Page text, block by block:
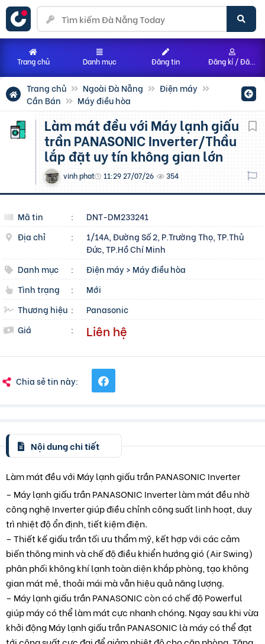
Trang chủ Ngoài Đà Nẵng
Điện máy
Cần Bán
Máy điều hòa
Làm mát đều với Máy lạnh giấu
trần PANASONIC Inverter/Thầu
lắp đặt uy tín không gian lớn
vinh phat 11:29 27/07/26 354
Mã tin :
DNT-DM233241
Địa chỉ
:
1/14A, Đường Số 2, P.Trường Thọ, TP.Thủ
Đức, TP.Hồ Chí Minh
Danh mục
: Điện máy> Máy điều hòa
Tình trạng
:
Mới
Thương hiệu :
Panasonic
Giá
: Liên hệ
Chia sẻ tin này:
Nội dung chi tiết
Làm mát đều với Máy lạnh giấu trần PANASONIC Inverter
– Máy lạnh giấu trần PANASONIC Inverter làm mát đều nhờ
công nghệ Inverter giúp điều chỉnh công suất linh hoạt, duy
trì nhiệt độ ổn định, tiết kiệm điện.
– Thiết kế giấu trần tối ưu thẩm mỹ, kết hợp với các cảm
biến thông minh và chế độ điều khiển hướng gió (Air Swing)
phân phối không khí lạnh toàn diện khắp phòng, tạo không
gian mát mẻ, thoải mái mà vẫn hiệu quả năng lượng.
– Máy lạnh giấu trần PANASONIC còn có chế độ Powerful
giúp máy có thể làm mát cực nhanh chóng. Ngay sau khi vừa
khởi động Máy lạnh giấu trần PANASONIC là máy có thể đạt
Trang chủ Danh mục Đăng tin